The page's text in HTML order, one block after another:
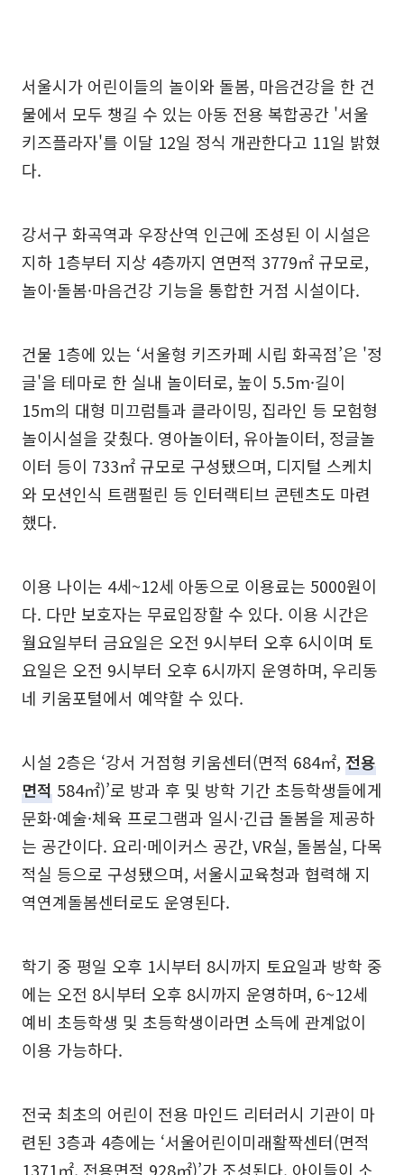
서울시가 어린이들의 놀이와 돌봄, 마음건강을 한 건
물에서 모두 챙길 수 있는 아동 전용 복합공간 '서울
키즈플라자'를 이달 12일 정식 개관한다고 11일 밝혔
다.
강서구 화곡역과 우장산역 인근에 조성된 이 시설은
지하 1층부터 지상 4층까지 연면적 3779㎡ 규모로,
놀이·돌봄·마음건강 기능을 통합한 거점 시설이다.
건물 1층에 있는 ‘서울형 키즈카페 시립 화곡점’은 '정
글'을 테마로 한 실내 놀이터로, 높이 5.5m·길이
15m의 대형 미끄럼틀과 클라이밍, 집라인 등 모험형
놀이시설을 갖췄다. 영아놀이터, 유아놀이터, 정글놀
이터 등이 733㎡ 규모로 구성됐으며, 디지털 스케치
와 모션인식 트램펄린 등 인터랙티브 콘텐츠도 마련
했다.
이용 나이는 4세~12세 아동으로 이용료는 5000원이
다. 다만 보호자는 무료입장할 수 있다. 이용 시간은
월요일부터 금요일은 오전 9시부터 오후 6시이며 토
요일은 오전 9시부터 오후 6시까지 운영하며, 우리동
네 키움포털에서 예약할 수 있다.
시설 2층은 ‘강서 거점형 키움센터(면적 684㎡, 전용
면적 584㎡)’로 방과 후 및 방학 기간 초등학생들에게
문화·예술·체육 프로그램과 일시·긴급 돌봄을 제공하
는 공간이다. 요리·메이커스 공간, VR실, 돌봄실, 다목
적실 등으로 구성됐으며, 서울시교육청과 협력해 지
역연계돌봄센터로도 운영된다.
학기 중 평일 오후 1시부터 8시까지 토요일과 방학 중
에는 오전 8시부터 오후 8시까지 운영하며, 6~12세
예비 초등학생 및 초등학생이라면 소득에 관계없이
이용 가능하다.
전국 최초의 어린이 전용 마인드 리터러시 기관이 마
련된 3층과 4층에는 ‘서울어린이미래활짝센터(면적
1371㎡, 전용면적 928㎡)’가 조성된다. 아이들이 소